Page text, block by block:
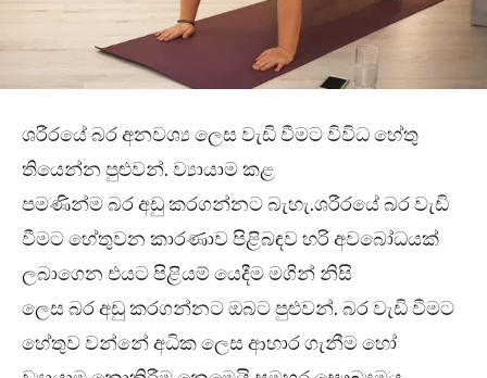
ශරීරයේ බර අනවශ්‍ය ලෙස වැඩි වීමට විවිධ හේතු
තියෙන්න පුළුවන්. ව්‍යායාම කළ
පමණින්ම බර අඩු කරගන්නට බැහැ.ශරීරයේ බර වැඩි
වීමට හේතුවන කාරණාව පිළිබඳව හරි අවබෝධයක්
ලබාගෙන එයට පිළියම් යෙදීම මගින් නිසි
ලෙස බර අඩු කරගන්නට ඔබට පුළුවන්. බර වැඩි වීමට
හේතුව වන්නේ අධික ලෙස ආහාර ගැනීම හෝ